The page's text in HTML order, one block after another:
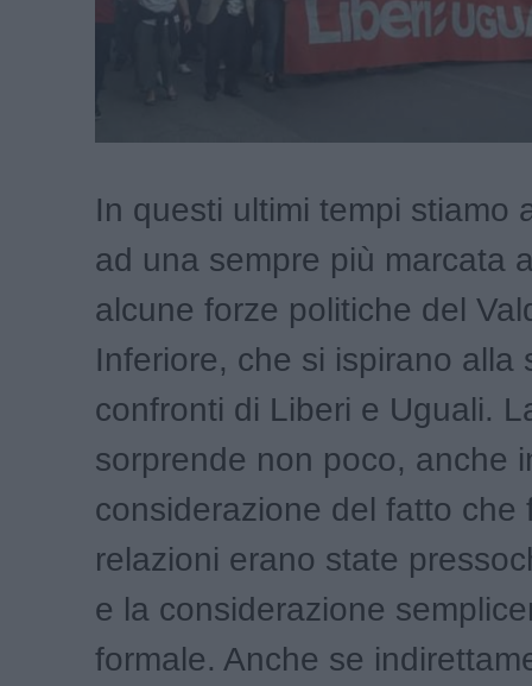
In questi ultimi tempi stiamo
ad una sempre più marcata
alcune forze politiche del
Inferiore, che si ispirano alla
confronti di Liberi e Uguali.
sorprende non poco, anche
considerazione del fatto che
relazioni erano state
e la considerazione
formale. Anche se